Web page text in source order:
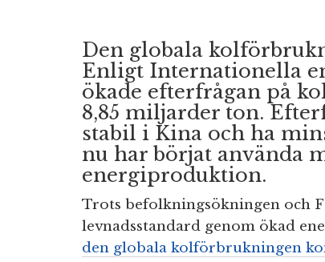
Den globala
Enligt Internationella
ökade efterfrågan på
8,85 miljarder ton.
stabil i Kina och ha
nu har börjat använda
energiproduktion.
Trots befolkningsökningen och
levnadsstandard genom ökad
den globala kolförbrukningen